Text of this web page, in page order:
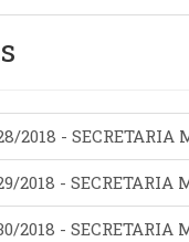
2018 - SECRETARIA
2018 - SECRETARIA
2018 - SECRETARIA